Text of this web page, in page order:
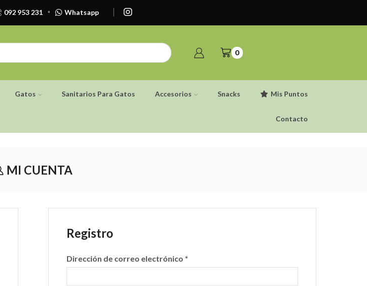
092 953 231 Whatsapp
0
Gatos Sanitarios Para Gatos Accesorios Snacks Mis Puntos
Contacto
MI CUENTA
Registro
Dirección de correo electrónico *Requerido